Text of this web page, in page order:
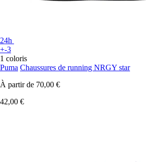
24h
+-3
1 coloris
Puma Chaussures de running NRGY star
À partir de 70,00 €
42,00 €